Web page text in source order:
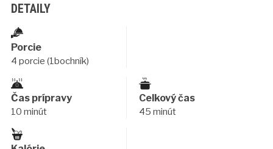
DETAILY
Porcie
4 porcie (1bochník)
Čas prípravy
10 minút
Celkový čas
45 minút